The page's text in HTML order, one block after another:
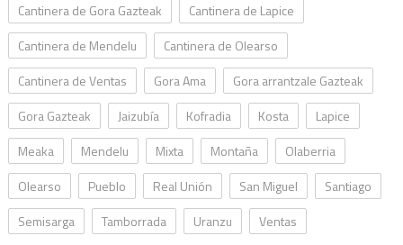
Cantinera de Gora Gazteak
Cantinera de Lapice
Cantinera de Mendelu
Cantinera de Olearso
Cantinera de Ventas
Gora Ama
Gora arrantzale Gazteak
Gora Gazteak
Jaizubía Kofradia Kosta
Lapice
Meaka
Mendelu Mixta Montaña
Olaberria
Olearso
Pueblo Real Unión San Miguel
Santiago
Semisarga
Tamborrada Uranzu Ventas